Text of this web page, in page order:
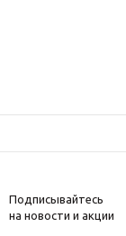
Подписывайтесь
на новости и акции